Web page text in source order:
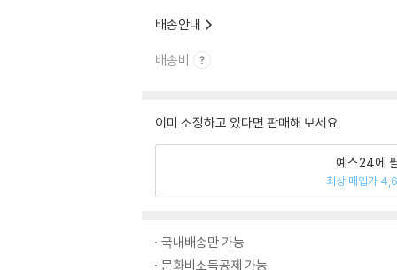
배송안내
배송비
이미 소장하고 있다면 판매해 보세요.
예스24에
최상 매입가
국내배송만 가능
문화비소득공제 가능